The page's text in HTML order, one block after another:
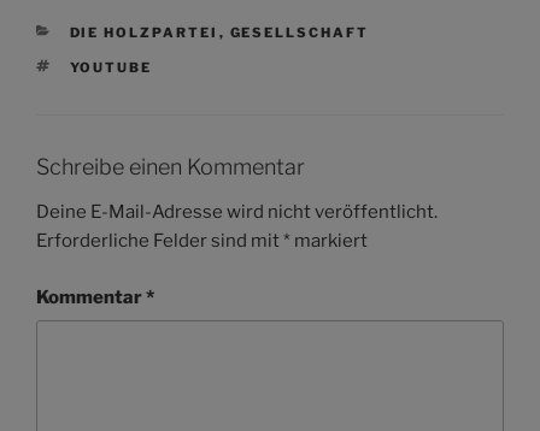
KATEGORIEN
DIE HOLZPARTEI , GESELLSCHAFT
SCHLAGWÖRTER
YOUTUBE
Schreibe einen Kommentar
Deine E-Mail-Adresse wird nicht veröffentlicht.
Erforderliche Felder sind mit* markiert
Kommentar*